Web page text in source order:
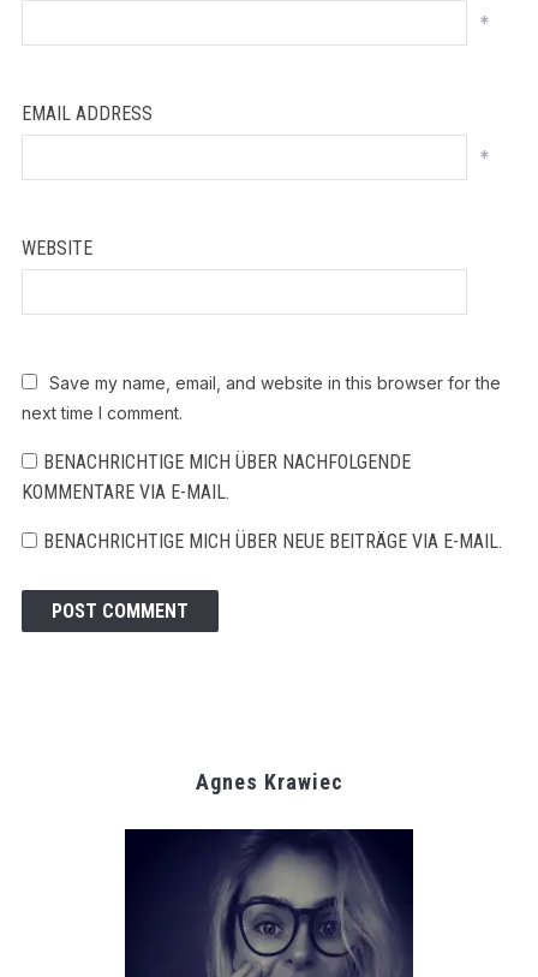
*
EMAIL ADDRESS
*
WEBSITE
Save my name, email, and website in this browser for the
next time I comment.
BENACHRICHTIGE MICH ÜBER NACHFOLGENDE
KOMMENTARE VIA E-MAIL.
BENACHRICHTIGE MICH ÜBER NEUE BEITRÄGE VIA E-MAIL.
Agnes Krawiec